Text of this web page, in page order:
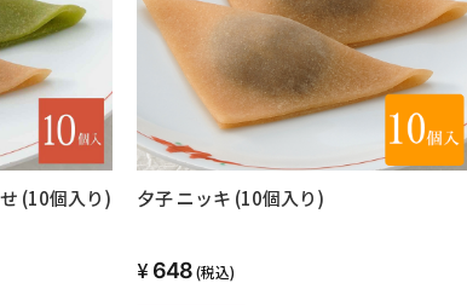
(10個入り) 夕子 ニッキ (10個入り)
648(税込)